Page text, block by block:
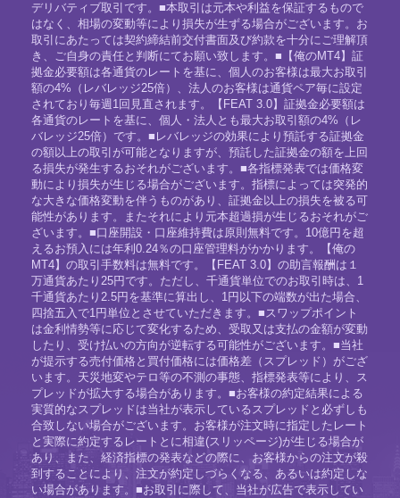
デリバティブ取引です。■本取引は元本や利益を保証するもので
はなく、相場の変動等により損失が生ずる場合がございます。お
取引にあたっては契約締結前交付書面及び約款を十分にご理解頂
き、ご自身の責任と判断にてお願い致します。■【俺のMT4】証
拠金必要額は各通貨のレートを基に、個人のお客様は最大お取引
額の4%（レバレッジ25倍）、法人のお客様は通貨ペア毎に設定
されており毎週1回見直されます。【FEAT 3.0】証拠金必要額は
各通貨のレートを基に、個人・法人とも最大お取引額の4%（レ
バレッジ25倍）です。■レバレッジの効果により預託する証拠金
の額以上の取引が可能となりますが、預託した証拠金の額を上回
る損失が発生するおそれがございます。■各指標発表では価格変
動により損失が生じる場合がございます。指標によっては突発的
な大きな価格変動を伴うものがあり、証拠金以上の損失を被る可
能性があります。またそれにより元本超過損が生じるおそれがご
ざいます。■口座開設・口座維持費は原則無料です。10億円を超
えるお預入には年利0.24％の口座管理料がかかります。【俺の
MT4】の取引手数料は無料です。【FEAT 3.0】の助言報酬は１
万通貨あたり25円です。ただし、千通貨単位でのお取引時は、1
千通貨あたり2.5円を基準に算出し、1円以下の端数が出た場合、
四捨五入で1円単位とさせていただきます。■スワップポイント
は金利情勢等に応じて変化するため、受取又は支払の金額が変動
したり、受け払いの方向が逆転する可能性がございます。■当社
が提示する売付価格と買付価格には価格差（スプレッド）がござ
います。天災地変やテロ等の不測の事態、指標発表等により、ス
プレッドが拡大する場合があります。■お客様の約定結果による
実質的なスプレッドは当社が表示しているスプレッドと必ずしも
合致しない場合がございます。お客様が注文時に指定したレート
と実際に約定するレートとに相違(スリッページ)が生じる場合が
あり、また、経済指標の発表などの際に、お客様からの注文が殺
到することにより、注文が約定しづらくなる、あるいは約定しな
い場合があります。■お取引に際して、当社が広告で表示してい